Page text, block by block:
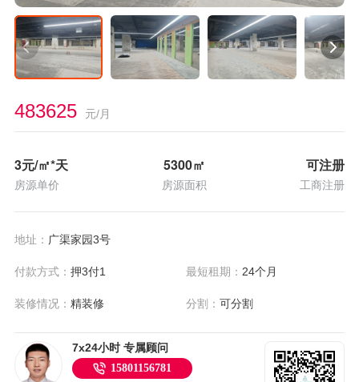
483625 元/月
3元/㎡*天
房源单价
5300㎡
房源面积
可注册
工商注册
地址： 广渠家园3号
付款方式： 押3付1 最短租期： 24个月
装修情况： 精装修 分割：可分割
7x24小时 专属顾问
15801156781